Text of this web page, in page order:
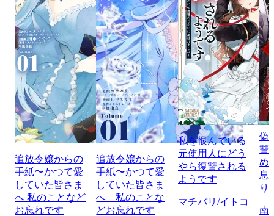
追放令嬢からの
手紙〜かつて愛
していた皆さま
へ 私のことなど
お忘れです
追放令嬢からの
手紙〜かつて愛
していた皆さま
へ 私のことな
どお忘れです
私を恨んでいる
元使用人にどう
やら復讐される
ようです
マチバリ/イトコ
偽
讐
め
息
り
南